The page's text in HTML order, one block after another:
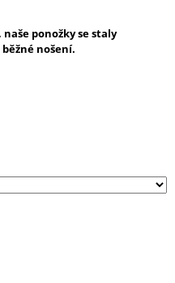
ponožky se staly
nošení.